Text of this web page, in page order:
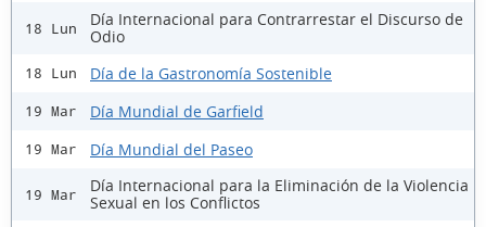
18 Lun
Día Internacional para Contrarrestar el Discurso de
Odio
18 Lun Día de la Gastronomía Sostenible
19 Mar Día Mundial de Garfield
19 Mar Día Mundial del Paseo
19 Mar
Día Internacional para la Eliminación de la Violencia
Sexual en los Conflictos